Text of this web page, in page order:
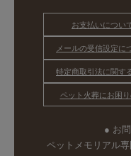
お支払いについ
メールの受信設定に
特定商取引法に関す
ペット火葬にお困
● お
ペットメモリアル